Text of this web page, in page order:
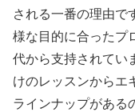
される一番の理由で
様な目的に合ったプ
代から支持されてい
けのレッスンからエ
ラインナップがある